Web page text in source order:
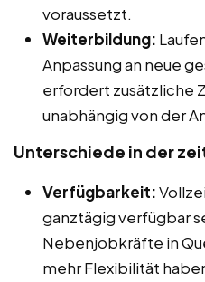
voraussetzt.
Weiterbildung:
Anpassung an neue
erfordert zusätzliche
unabhängig von der
Unterschiede in der
Verfügbarkeit:
ganztägig verfügbar
Nebenjobkräfte in
mehr Flexibilität